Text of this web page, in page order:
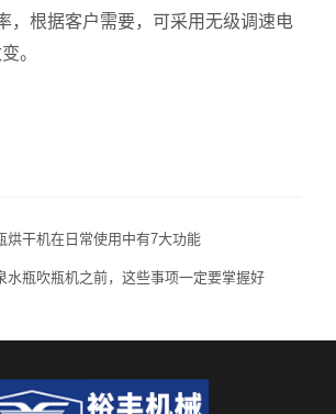
根据客户需要，可采用无级调速电
。
烘干机在日常使用中有7大功能
水瓶吹瓶机之前，这些事项一定要掌握好